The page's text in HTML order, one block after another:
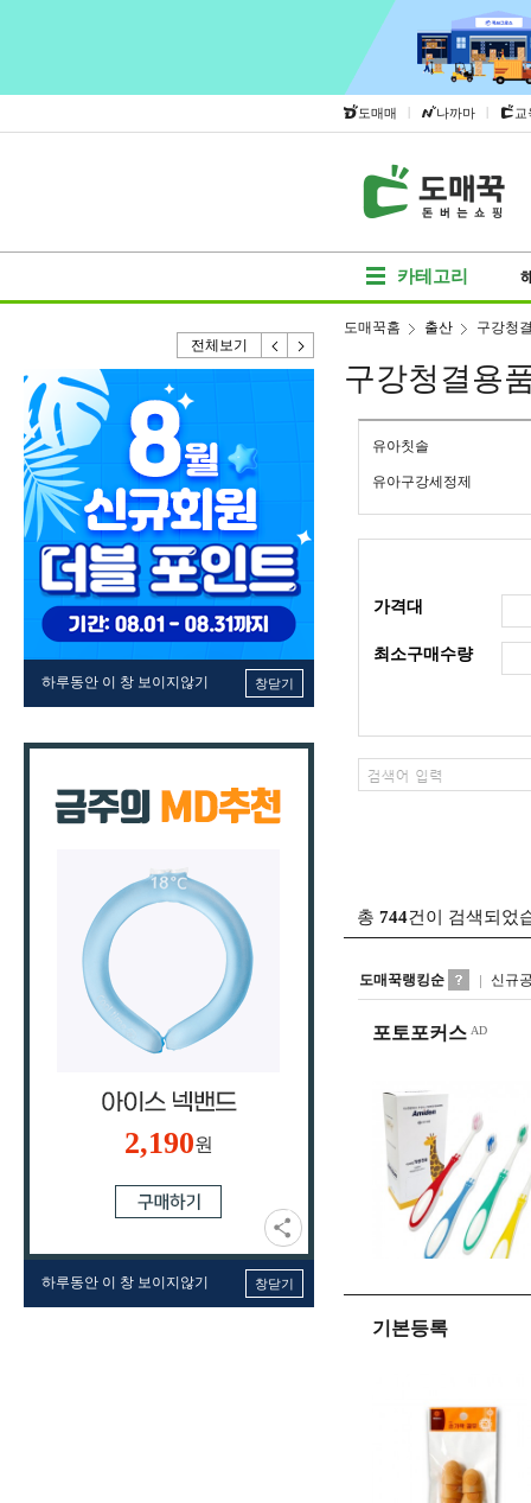
도매매 | 나까마 | 교
카테고리
전체보기
하루동안 이 창 보이지않기 창닫기
2,190원
하루동안 이 창 보이지않기 창닫기
도매꾹홈 출산 구강청
구강청결용
유아칫솔
유아구강세정제
가격대
최소구매수량
총 744건이 검색되었
도매꾹랭킹순 신규
포토포커스
기본등록